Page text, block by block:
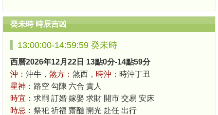
癸未時 時辰吉凶
13:00:00-14:59:59 癸未時
西曆2026年12月22日 13點0分-14點59分
沖： 沖牛， 煞方： 煞西， 時沖： 時沖丁丑
星神： 路空 勾陳 六合 貴人
時宜： 求嗣 訂婚 嫁娶 求財 開市 交易 安床
時忌： 祭祀 祈福 齋醮 開光 赴任 出行